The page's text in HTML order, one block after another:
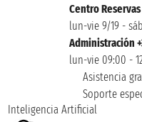
Centro
lun-vie 9/19 -
Administración
lun-vie 09:00 -
Asistencia
Soporte
Inteligencia Artificial